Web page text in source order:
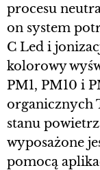
procesu
on system
C Led i
kolorowy
PM1, PM10 i
organicznych
stanu
wyposażone
pomocą